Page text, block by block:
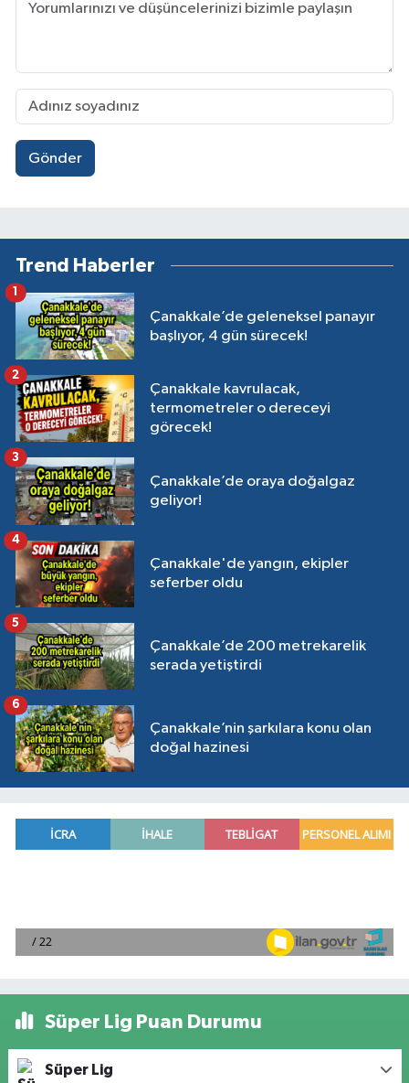
Gönder
Trend Haberler
Çanakkale’de geleneksel panayır
başlıyor, 4 gün sürecek!
Çanakkale kavrulacak,
termometreler o dereceyi
görecek!
2
Çanakkale’de oraya doğalgaz
geliyor!
3
Çanakkale'de yangın, ekipler
seferber oldu
4
Çanakkale’de 200 metrekarelik
serada yetiştirdi
5
Çanakkale’nin şarkılara konu olan
doğal hazinesi
6
Süper Lig Puan Durumu
Süper Lig